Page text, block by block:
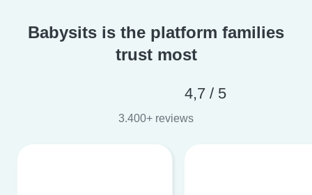
Babysits is the platform families
trust most
4,7 / 5
3.400+ reviews